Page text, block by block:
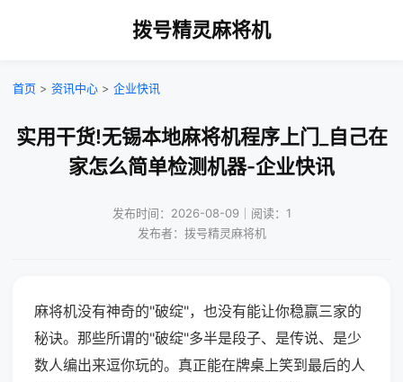
拨号精灵麻将机
首页 > 资讯中心 > 企业快讯
实用干货!无锡本地麻将机程序上门_自己在
家怎么简单检测机器-企业快讯
发布时间：2026-08-09｜阅读：1
发布者：拨号精灵麻将机
麻将机没有神奇的"破绽"，也没有能让你稳赢三家的
秘诀。那些所谓的"破绽"多半是段子、是传说、是少
数人编出来逗你玩的。真正能在牌桌上笑到最后的人